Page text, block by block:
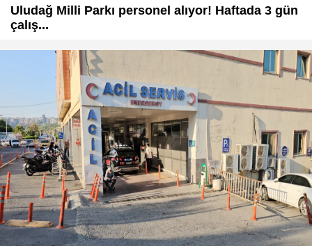
Uludağ Milli Parkı personel alıyor! Haftada 3 gün
çalış...